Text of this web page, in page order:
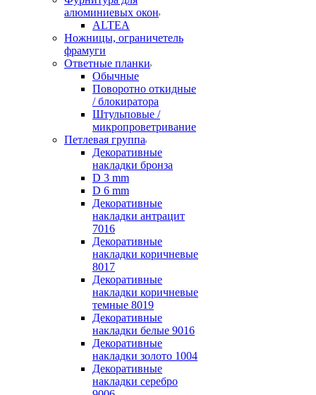
алюминиевых окон
ALTEA
Ножницы, ограничетель
фрамуги
Ответные планки
Обычные
Поворотно откидные
/ блокиратора
Штульповые /
микропроветривание
Петлевая группа
Декоративные
накладки бронза
D 3 mm
D 6 mm
Декоративные
накладки антрацит
7016
Декоративные
накладки коричневые
8017
Декоративные
накладки коричневые
темные 8019
Декоративные
накладки белые 9016
Декоративные
накладки золото 1004
Декоративные
накладки серебро